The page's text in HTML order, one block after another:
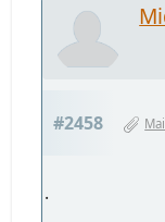
#2458
.